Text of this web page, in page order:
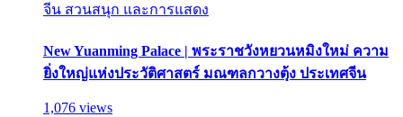
จีน สวนสนุก และการแสดง
New Yuanming Palace | พระราชวังหยวนหมิงใหม่ ความ
ยิ่งใหญ่แห่งประวัติศาสตร์ มณฑลกวางตุ้ง ประเทศจีน
1,076 views